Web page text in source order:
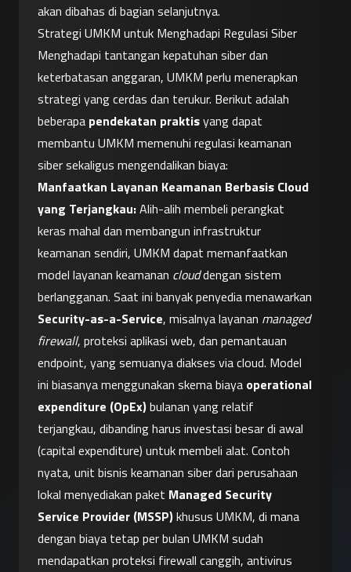
akan dibahas di bagian selanjutnya.
Strategi UMKM untuk Menghadapi Regulasi Siber
Menghadapi tantangan kepatuhan siber dan
keterbatasan anggaran, UMKM perlu menerapkan
strategi yang cerdas dan terukur. Berikut adalah
beberapa pendekatan praktis yang dapat
membantu UMKM memenuhi regulasi keamanan
siber sekaligus mengendalikan biaya:
Manfaatkan Layanan Keamanan Berbasis Cloud
yang Terjangkau: Alih-alih membeli perangkat
keras mahal dan membangun infrastruktur
keamanan sendiri, UMKM dapat memanfaatkan
model layanan keamanan cloud dengan sistem
Security-as-a-Service, misalnya layanan managed
firewall, proteksi aplikasi web, dan pemantauan
endpoint, yang semuanya diakses via cloud. Model
ini biasanya menggunakan skema biaya operational
expenditure (OpEx) bulanan yang relatif
terjangkau, dibanding harus investasi besar di awal
(capital expenditure) untuk membeli alat. Contoh
nyata, unit bisnis keamanan siber dari perusahaan
lokal menyediakan paket Managed Security
Service Provider (MSSP) khusus UMKM, di mana
dengan biaya tetap per bulan UMKM sudah
mendapatkan proteksi firewall canggih, antivirus